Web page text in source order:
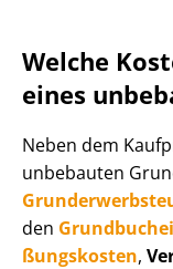
Welche
eines
Neben dem
unbebauten
den
ßungs­kos­ten,